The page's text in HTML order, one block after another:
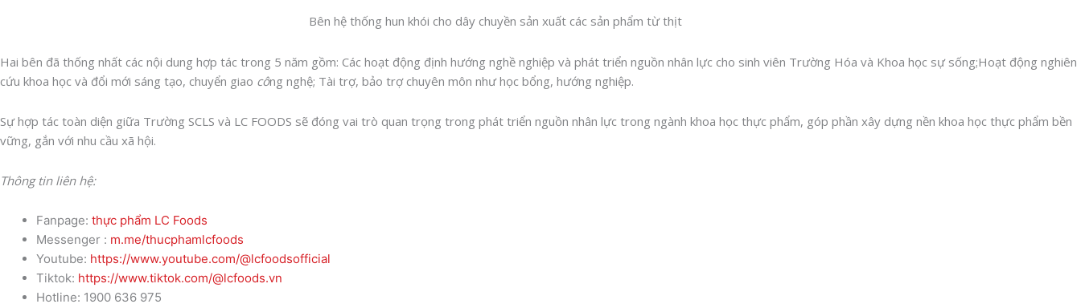
Bên hệ thống hun khói cho dây chuyền sản xuất các sản phẩm từ thịt
Hai bên đã thống nhất các nội dung hợp tác trong 5 năm gồm: Các hoạt động định hướng nghề nghiệp và phát triển nguồn nhân lực cho sinh viên Trường Hóa và Khoa học sự sống;Hoạt động nghiên
cứu khoa học và đổi mới sáng tạo, chuyển giao công nghệ; Tài trợ, bảo trợ chuyên môn như học bổng, hướng nghiệp.
Sự hợp tác toàn diện giữa Trường SCLS và LC FOODS sẽ đóng vai trò quan trọng trong phát triển nguồn nhân lực trong ngành khoa học thực phẩm, góp phần xây dựng nền khoa học thực phẩm bền
vững, gắn với nhu cầu xã hội.
Thông tin liên hệ:
Fanpage: thực phẩm LC Foods
Messenger : m.me/thucphamlcfoods
Youtube: https://www.youtube.com/@lcfoodsofficial
Tiktok: https://www.tiktok.com/@lcfoods.vn
Hotline: 1900 636 975